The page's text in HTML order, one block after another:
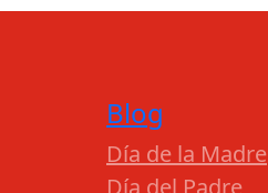
Blog
Día de la Madre
Día del Padre